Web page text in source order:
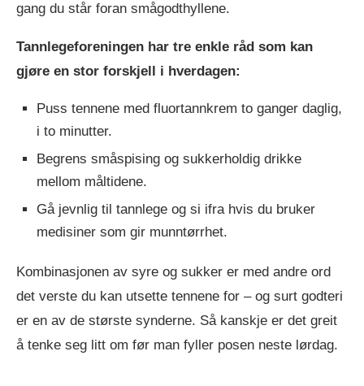
gang du står foran smågodthyllene.
Tannlegeforeningen har tre enkle råd som kan
gjøre en stor forskjell i hverdagen:
Puss tennene med fluortannkrem to ganger daglig,
i to minutter.
Begrens småspising og sukkerholdig drikke
mellom måltidene.
Gå jevnlig til tannlege og si ifra hvis du bruker
medisiner som gir munntørrhet.
Kombinasjonen av syre og sukker er med andre ord
det verste du kan utsette tennene for – og surt godteri
er en av de største synderne. Så kanskje er det greit
å tenke seg litt om før man fyller posen neste lørdag.